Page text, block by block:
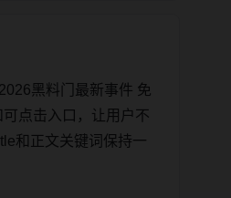
黑料门最新事件 免
点击入口，让用户不
和正文关键词保持一